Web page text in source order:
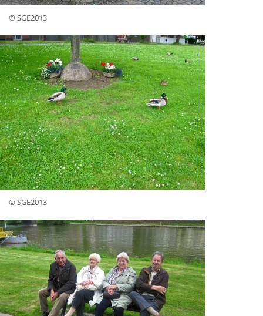
© SGE2013
© SGE2013